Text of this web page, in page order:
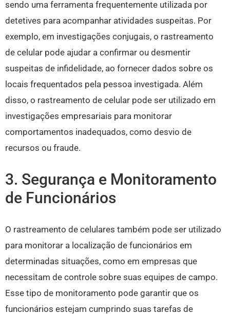
sendo uma ferramenta frequentemente utilizada por
detetives para acompanhar atividades suspeitas. Por
exemplo, em investigações conjugais, o rastreamento
de celular pode ajudar a confirmar ou desmentir
suspeitas de infidelidade, ao fornecer dados sobre os
locais frequentados pela pessoa investigada. Além
disso, o rastreamento de celular pode ser utilizado em
investigações empresariais para monitorar
comportamentos inadequados, como desvio de
recursos ou fraude.
3. Segurança e Monitoramento
de Funcionários
O rastreamento de celulares também pode ser utilizado
para monitorar a localização de funcionários em
determinadas situações, como em empresas que
necessitam de controle sobre suas equipes de campo.
Esse tipo de monitoramento pode garantir que os
funcionários estejam cumprindo suas tarefas de